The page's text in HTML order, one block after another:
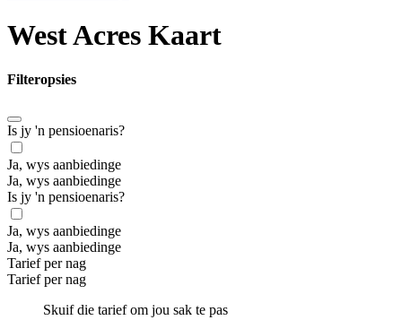
West Acres Kaart
Filteropsies
Is jy 'n pensioenaris?
Ja, wys aanbiedinge
Ja, wys aanbiedinge
Is jy 'n pensioenaris?
Ja, wys aanbiedinge
Ja, wys aanbiedinge
Tarief per nag
Tarief per nag
Skuif die tarief om jou sak te pas